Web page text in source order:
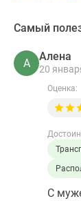
Самый
А
Алена
20
Оценка:
С